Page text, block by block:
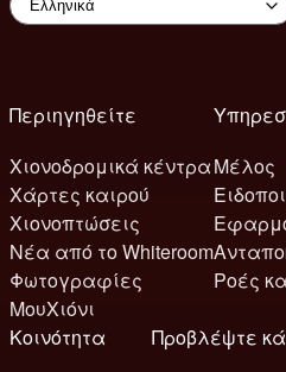
Περιηγηθείτε
Χιονοδρομικά κέντρα
Χάρτες καιρού
Χιονοπτώσεις
Νέα από το Whiteroom
Φωτογραφίες
ΜουΧιόνι
Μέλος
Ροές
Κοινότητα
Προβλέψτε